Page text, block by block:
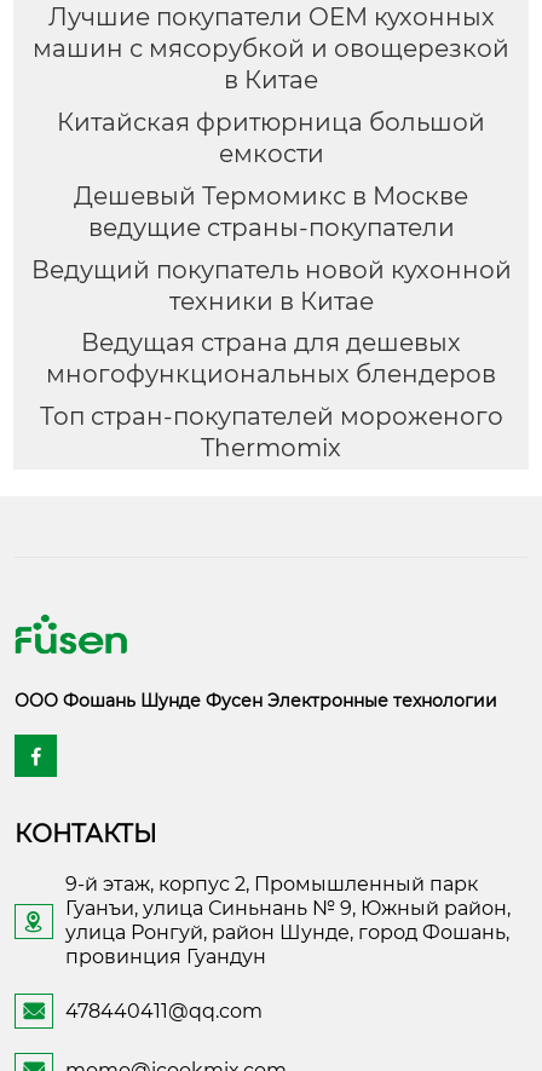
Лучшие покупатели OEM кухонных
машин с мясорубкой и овощерезкой
в Китае
Китайская фритюрница большой
емкости
Дешевый Термомикс в Москве
ведущие страны-покупатели
Ведущий покупатель новой кухонной
техники в Китае
Ведущая страна для дешевых
многофункциональных блендеров
Топ стран-покупателей мороженого
Thermomix
ООО Фошань Шунде Фусен Электронные технологии

КОНТАКТЫ

9-й этаж, корпус 2, Промышленный парк
Гуанъи, улица Синьнань № 9, Южный район,
улица Ронгуй, район Шунде, город Фошань,
провинция Гуандун
 478440411@qq.com